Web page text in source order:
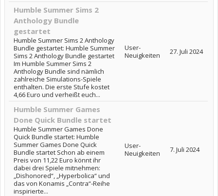
Humble Summer Sims 2
Anthology Bundle
gestartet
Humble Summer Sims 2 Anthology
Bundle gestartet: Humble Summer
Sims 2 Anthology Bundle gestartet
Im Humble Summer Sims 2
Anthology Bundle sind nämlich
zahlreiche Simulations-Spiele
enthalten. Die erste Stufe kostet
4,66 Euro und verheißt euch...
User-
Neuigkeiten
27. Juli 2024
Humble Summer Games
Done Quick Bundle startet
Humble Summer Games Done
Quick Bundle startet: Humble
Summer Games Done Quick
Bundle startet Schon ab einem
Preis von 11,22 Euro könnt ihr
dabei drei Spiele mitnehmen:
„Dishonored“, „Hyperbolica“ und
das von Konamis „Contra“-Reihe
inspirierte...
User-
Neuigkeiten
7. Juli 2024